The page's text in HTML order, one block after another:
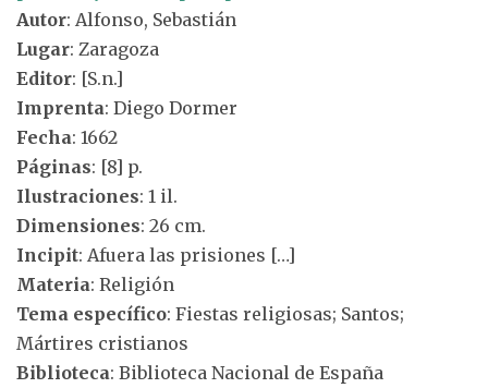
Autor: Alfonso, Sebastián
Lugar: Zaragoza
Editor: [S.n.]
Imprenta: Diego Dormer
Fecha: 1662
Páginas: [8] p.
Ilustraciones: 1 il.
Dimensiones: 26 cm.
Incipit: Afuera las prisiones […]
Materia: Religión
Tema específico: Fiestas religiosas; Santos;
Mártires cristianos
Biblioteca: Biblioteca Nacional de España